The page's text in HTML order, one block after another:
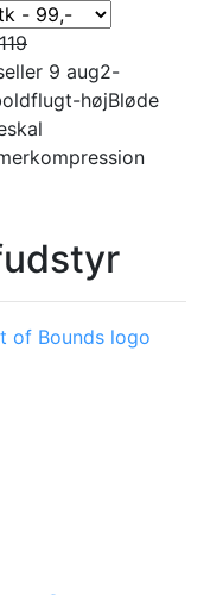
119
9 aug2-
højBløde
skal
kompression